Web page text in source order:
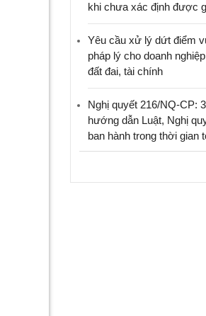
khi chưa xác định được
Yêu cầu xử lý dứt điểm
pháp lý cho doanh
đất đai, tài chính
Nghị quyết 216/NQ-CP:
hướng dẫn Luật, Nghị
ban hành trong thời gian